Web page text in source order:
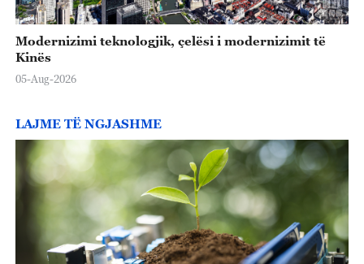
Modernizimi teknologjik, çelësi i modernizimit të
Kinës
05-Aug-2026
LAJME TË NGJASHME